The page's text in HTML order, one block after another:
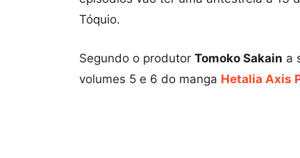
Tóquio.
Segundo o produtor Tomoko Sakain a
volumes 5 e 6 do manga Hetalia Axis